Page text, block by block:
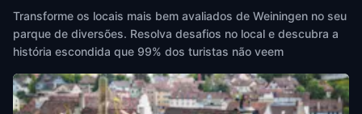
Transforme os locais mais bem avaliados de Weiningen no seu
parque de diversões. Resolva desafios no local e descubra a
história escondida que 99% dos turistas não veem